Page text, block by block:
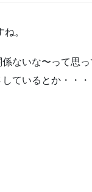
。
ないな〜って思
ているとか・・・